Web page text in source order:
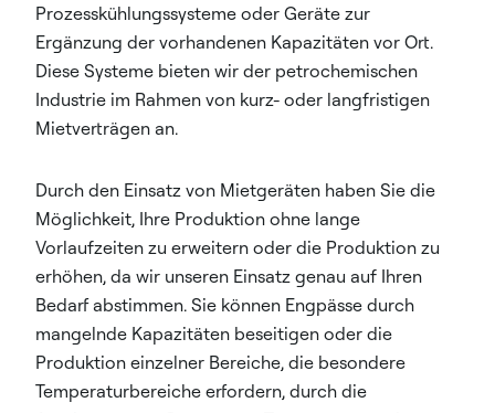
Prozesskühlungssysteme oder Geräte zur
Ergänzung der vorhandenen Kapazitäten vor Ort.
Diese Systeme bieten wir der petrochemischen
Industrie im Rahmen von kurz- oder langfristigen
Mietverträgen an.​
Durch den Einsatz von Mietgeräten haben Sie die
Möglichkeit, Ihre Produktion ohne lange
Vorlaufzeiten zu erweitern oder die Produktion zu
erhöhen, da wir unseren Einsatz genau auf Ihren
Bedarf abstimmen. Sie können Engpässe durch
mangelnde Kapazitäten beseitigen oder die
Produktion einzelner Bereiche, die besondere
Temperaturbereiche erfordern, durch die